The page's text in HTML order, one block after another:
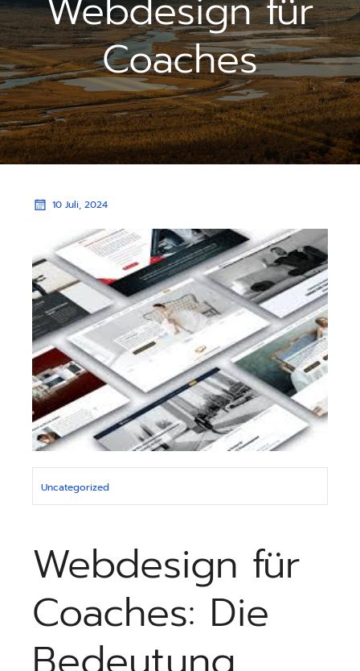
Coaches
10 Juli, 2024
Uncategorized
Webdesign für
Coaches: Die